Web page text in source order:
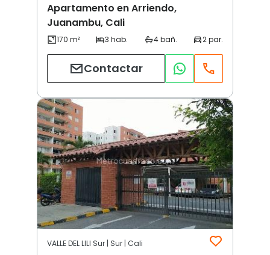
Apartamento en Arriendo,
Juanambu, Cali
Contactar
VALLE DEL LILI Sur | Sur | Cali